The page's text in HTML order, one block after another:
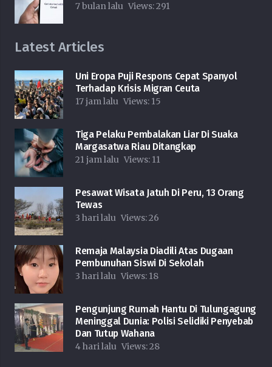
7 bulan lalu Views:291
Latest Articles
Uni Eropa Puji Respons Cepat Spanyol
Terhadap Krisis Migran Ceuta
17 jam lalu Views: 15
Tiga Pelaku Pembalakan Liar Di Suaka
Margasatwa Riau Ditangkap
21 jam lalu Views: 11
Pesawat Wisata Jatuh Di Peru, 13 Orang
Tewas
3 hari lalu Views:26
Remaja Malaysia Diadili Atas Dugaan
Pembunuhan Siswi Di Sekolah
3 hari lalu Views: 18
Pengunjung Rumah Hantu Di Tulungagung
Meninggal Dunia: Polisi Selidiki Penyebab
Dan Tutup Wahana
4 hari lalu Views:28